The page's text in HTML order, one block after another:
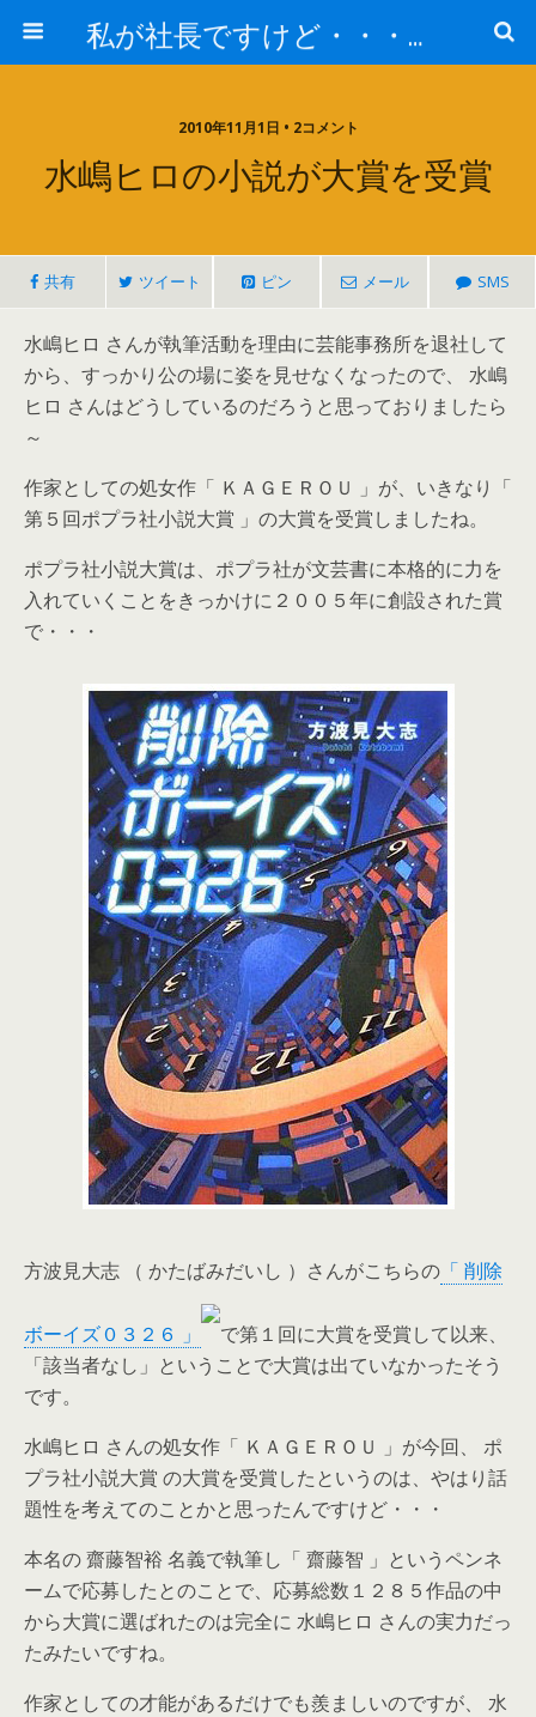
私が社長ですけど・・・何か!?
2010年11月1日 • 2コメント
水嶋ヒロの小説が大賞を受賞
共有 ツイート ピン メール SMS
水嶋ヒロ さんが執筆活動を理由に芸能事務所を退社して
から、すっかり公の場に姿を見せなくなったので、 水嶋
ヒロ さんはどうしているのだろうと思っておりましたら
～
作家としての処女作「 ＫＡＧＥＲＯＵ 」が、いきなり「
第５回ポプラ社小説大賞 」の大賞を受賞しましたね。
ポプラ社小説大賞は、ポプラ社が文芸書に本格的に力を
入れていくことをきっかけに２００５年に創設された賞
で・・・
方波見大志 （ かたばみだいし ）さんがこちらの 「 削除
ボーイズ０３２６ 」
で第１回に大賞を受賞して以来、
「該当者なし」ということで大賞は出ていなかったそう
です。
水嶋ヒロ さんの処女作「 ＫＡＧＥＲＯＵ 」が今回、 ポ
プラ社小説大賞 の大賞を受賞したというのは、やはり話
題性を考えてのことかと思ったんですけど・・・
本名の 齋藤智裕 名義で執筆し「 齋藤智 」というペンネ
ームで応募したとのことで、応募総数１２８５作品の中
から大賞に選ばれたのは完全に 水嶋ヒロ さんの実力だっ
たみたいですね。
作家としての才能があるだけでも羨ましいのですが、 水